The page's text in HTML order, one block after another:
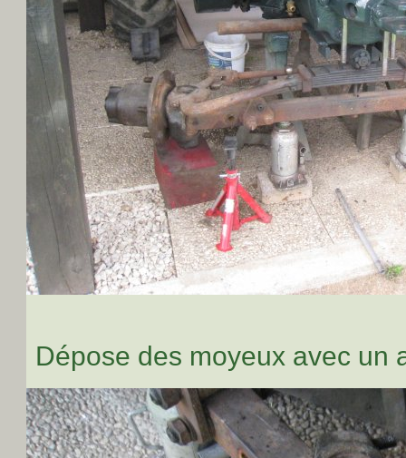
Dépose des moyeux avec un